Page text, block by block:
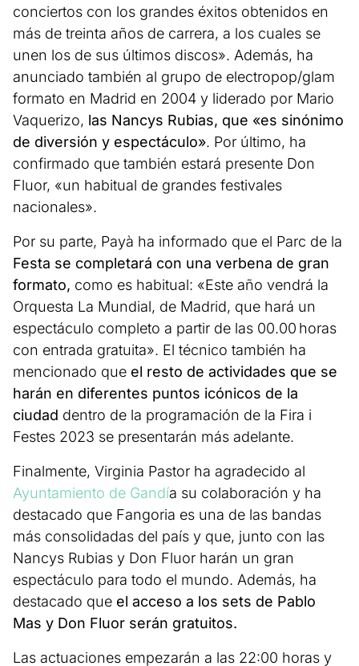
conciertos con los grandes éxitos obtenidos en
más de treinta años de carrera, a los cuales se
unen los de sus últimos discos». Además, ha
anunciado también al grupo de electropop/glam
formato en Madrid en 2004 y liderado por Mario
Vaquerizo, las Nancys Rubias, que «es sinónimo
de diversión y espectáculo». Por último, ha
confirmado que también estará presente Don
Fluor, «un habitual de grandes festivales
nacionales».
Por su parte, Payà ha informado que el Parc de la
Festa se completará con una verbena de gran
formato, como es habitual: «Este año vendrá la
Orquesta La Mundial, de Madrid, que hará un
espectáculo completo a partir de las 00.00 horas
con entrada gratuita». El técnico también ha
mencionado que el resto de actividades que se
harán en diferentes puntos icónicos de la
ciudad dentro de la programación de la Fira i
Festes 2023 se presentarán más adelante.
Finalmente, Virginia Pastor ha agradecido al
Ayuntamiento de Gandía su colaboración y ha
destacado que Fangoria es una de las bandas
más consolidadas del país y que, junto con las
Nancys Rubias y Don Fluor harán un gran
espectáculo para todo el mundo. Además, ha
destacado que el acceso a los sets de Pablo
Mas y Don Fluor serán gratuitos.
Las actuaciones empezarán a las 22:00 horas y